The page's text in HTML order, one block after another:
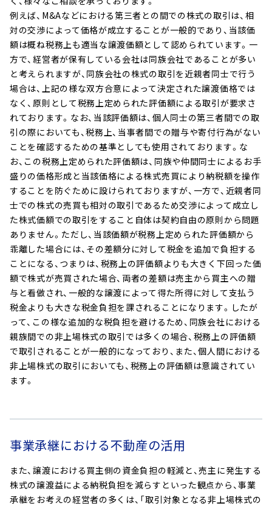
例えば、M&Aなどにおける第三者との間での株式の取引は、相
対の交渉によって価格が成立することが一般的であり、当該価
額は概ね税務上も適当な譲渡価額として認められています。一
方で、経営者が保有している会社は同族会社であることが多い
と考えられますが、同族会社の株式の取引を近親者同士で行う
場合は、上記の様な双方合意によって決定された譲渡価格では
なく、原則として税務上定められた評価額による取引が要求さ
れております。なお、当該評価額は、個人同士の第三者間での取
引の際においても、税務上、当事者間での贈与や寄付行為がない
ことを確認するための基準としても使用されております。な
お、この税務上定められた評価額は、同族や仲間同士によるお手
盛りの価格形成と当該価格による株式売買により納税額を操作
することを防ぐために設けられておりますが、一方で、近親者同
士での株式の売買も相対の取引であるため交渉によって成立し
た株式価額での取引をすること自体は契約自由の原則から問題
ありません。ただし、当該価額が税務上定められた評価額から
乖離した場合には、その差額分に対して税金を追加で負担する
ことになる、つまりは、税務上の評価額よりも大きく下回った価
額で株式が売買された場合、両者の差額は売主から買主への贈
与と看做され、一般的な譲渡によって得た所得に対して支払う
税金よりも大きな税金負担を課されることになります。したが
って、この様な追加的な税負担を避けるため、同族会社における
親族間での非上場株式の取引では多くの場合、税務上の評価額
で取引されることが一般的になっており、また、個人間における
非上場株式の取引においても、税務上の評価額は意識されてい
ます。
事業承継における不動産の活用
また、譲渡における買主側の資金負担の軽減と、売主に発生する
株式の譲渡益による納税負担を減らすといった観点から、事業
承継をお考えの経営者の多くは、「取引対象となる非上場株式の